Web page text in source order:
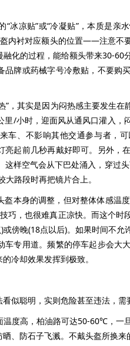
凉贴”或“冷凝贴”，本质是亲
内衬对应额头的位置——注意不
化的过程，能给额头带来30-60
品牌或药械字号冷敷贴，不要购
其实是因为闷热感主要发生在
/小时，迎面风从通风口灌入，
车、不影响其他交通参与者，
起前几秒再戴好即可。另外，
样空气会从下巴处涌入，穿过
路段时再把镜片合上。
本身的调整，但对整体体感温
巧，也很难真正凉快。而这个时
傍晚(18点以后)。如果时间不
专用道。频繁的停车起步会大
冷却效果发挥到极致。
聪明，实则危险甚至违法，需
度高，柏油路可达50-60℃，一
、防石子飞溅。不戴头盔所换来